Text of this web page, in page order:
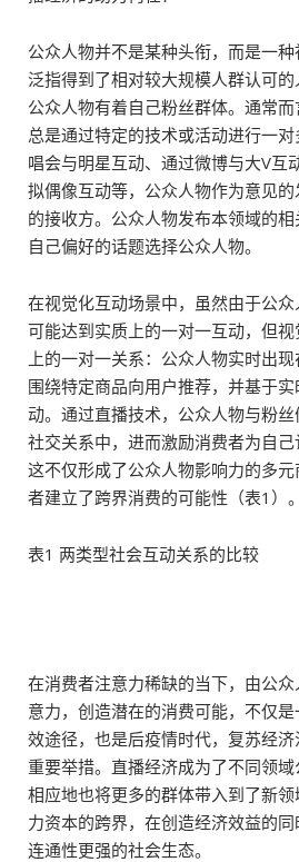
公众人物并不是某种头衔，而是一种
泛指得到了相对较大规模人群认可
公众人物有着自己粉丝群体。通常
总是通过特定的技术或活动进行一
唱会与明星互动、通过微博与大V互
拟偶像互动等，公众人物作为意见
的接收方。公众人物发布本领域的
自己偏好的话题选择公众人物。
在视觉化互动场景中，虽然由于公
可能达到实质上的一对一互动，但
上的一对一关系：公众人物实时出现
围绕特定商品向用户推荐，并基于
动。通过直播技术，公众人物与粉
社交关系中，进而激励消费者为自己
这不仅形成了公众人物影响力的多
者建立了跨界消费的可能性（表1）。
表1 两类型社会互动关系的比较
在消费者注意力稀缺的当下，由公
意力，创造潜在的消费可能，不仅
效途径，也是后疫情时代，复苏经
重要举措。直播经济成为了不同领域
相应地也将更多的群体带入到了新
力资本的跨界，在创造经济效益的
连通性更强的社会生态。